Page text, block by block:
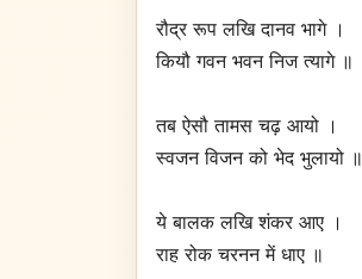
रौद्र रूप लखि दानव भागे ।
कियौ गवन भवन निज त्यागे ॥
तब ऐसौ तामस चढ़ आयो ।
स्वजन विजन को भेद भुलायो ॥
ये बालक लखि शंकर आए ।
राह रोक चरनन में धाए ॥